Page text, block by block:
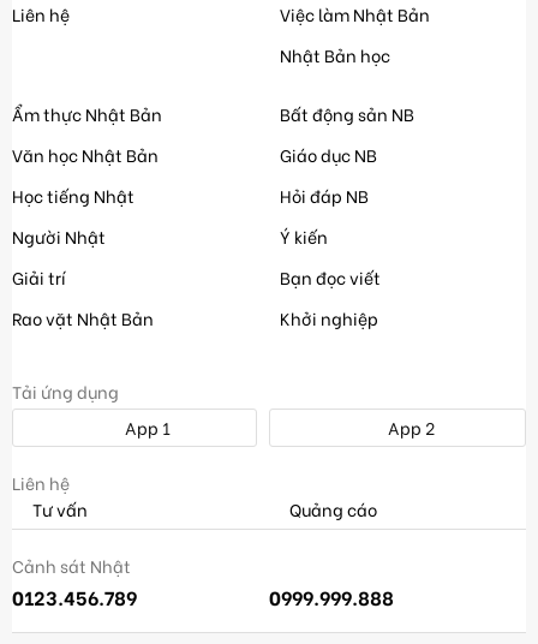
Liên hệ
Việc làm Nhật Bản
Nhật Bản học
Ẩm thực Nhật Bản
Văn học Nhật Bản
Học tiếng Nhật
Người Nhật
Giải trí
Rao vặt Nhật Bản
Bất động sản NB
Giáo dục NB
Hỏi đáp NB
Ý kiến
Bạn đọc viết
Khởi nghiệp
Tải ứng dụng
App 1
App 2
Liên hệ
Tư vấn
Quảng cáo
Cảnh sát Nhật
0123.456.789 0999.999.888